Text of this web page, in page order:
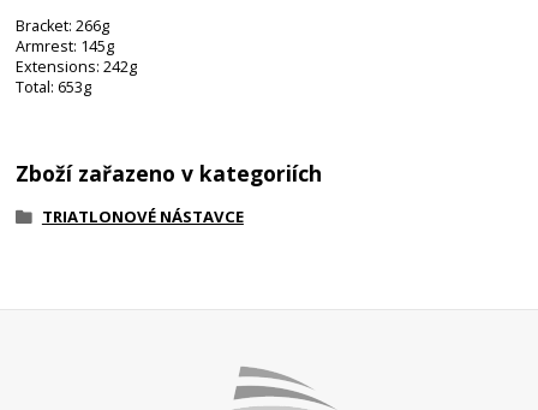
Bracket: 266g
Armrest: 145g
Extensions: 242g
Total: 653g
Zboží zařazeno v kategoriích
TRIATLONOVÉ NÁSTAVCE